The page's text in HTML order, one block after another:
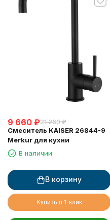
9 660 ₽21 260 ₽
Смеситель KAISER 26844-9
Merkur для кухни
В наличии
В корзину
Купить в 1 клик